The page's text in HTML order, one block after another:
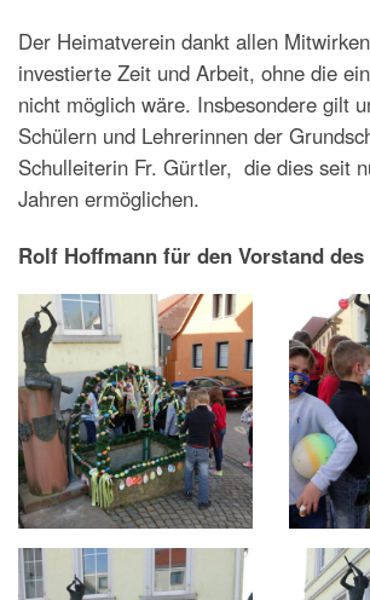
Der Heimatverein dankt allen
investierte Zeit und Arbeit, ohne die
nicht möglich wäre. Insbesondere gilt
Schülern und Lehrerinnen der
Schulleiterin Fr. Gürtler, die dies seit
Jahren ermöglichen.
Rolf Hoffmann für den Vorstand